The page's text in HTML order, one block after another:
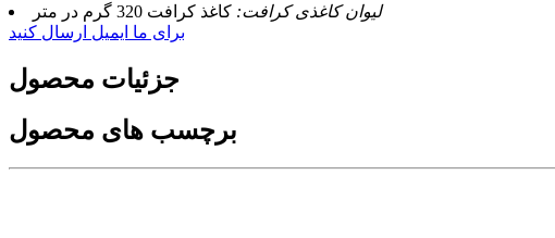
لیوان کاغذی کرافت: کاغذ کرافت 320 گرم در متر
برای ما ایمیل ارسال کنید
جزئیات محصول
برچسب های محصول